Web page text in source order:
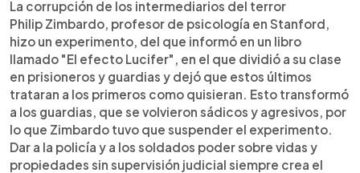
La corrupción de los intermediarios del terror
Philip Zimbardo, profesor de psicología en Stanford,
hizo un experimento, del que informó en un libro
llamado "El efecto Lucifer", en el que dividió a su clase
en prisioneros y guardias y dejó que estos últimos
trataran a los primeros como quisieran. Esto transformó
a los guardias, que se volvieron sádicos y agresivos, por
lo que Zimbardo tuvo que suspender el experimento.
Dar a la policía y a los soldados poder sobre vidas y
propiedades sin supervisión judicial siempre crea el